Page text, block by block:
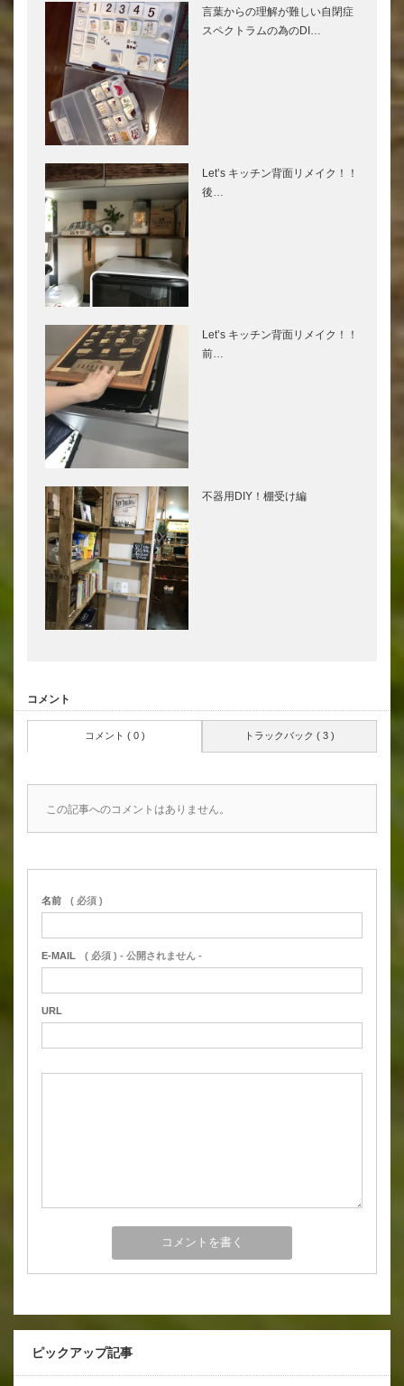
言葉からの理解が難しい自閉症
スペクトラムの為のDI…
Let’s キッチン背面リメイク！！
後…
Let’s キッチン背面リメイク！！
前…
不器用DIY！棚受け編
コメント
コメント ( 0 ) トラックバック ( 3 )
この記事へのコメントはありません。
名前 ( 必須 )
E-MAIL ( 必須 ) - 公開されません -
URL
ピックアップ記事